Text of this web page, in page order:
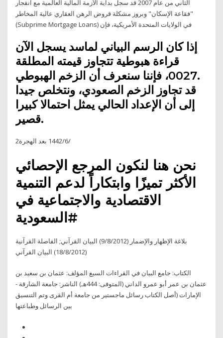
الثاني من عام 2007 قد سجل بداية الأزمة المالية العالمية مع انفجار
"فقاعة الإسكان" وبروز مشكلة قروض الرهن العقاري عالية المخاطر
(Subprime Mortgage Loans) في الولايات المتحدة الأمريكية، فإن
إذا كان الرسم البياني لماسد يسجل الآن
قراءة هبوطية تتجاوز قيمته المطلقة
.0027، فإننا سنعرف أن الزخم الهبوطي
قد تجاوز الزخم الصعودي، ونتخلص جيدا
إلى أن الإعداد الحالي يمثل احتمالا كبيرا
قصير.
2‏‏/6‏‏/1442 بعد الهجرة
نحن هنا لنكون المرجع الإحصائي
الأكثر تميزًا وابتكاراً لدعم التنمية
الاقتصادية والاجتماعية في
#السعودية
بلاغة الإظهار والإضمار (9/8/2012) البيان القرآني; الفاصلة القرآنية
(18/8/2012) البيان القرآني
الكتاب: جامع البيان في القراءات السبع المؤلف: عثمان بن سعيد بن
عثمان بن عمر أبو عمرو الداني (المتوفى: 444هـ) الناشر: جامعة الشارقة -
الإمارات (أصل الكتاب رسائل ماجستير من جامعة أم القرى وتم التنسيق
بين الرسائل وطباعتها